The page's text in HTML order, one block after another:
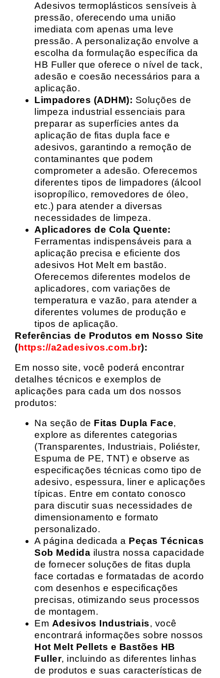
Adesivos termoplásticos sensíveis à
pressão, oferecendo uma união
imediata com apenas uma leve
pressão. A personalização envolve a
escolha da formulação específica da
HB Fuller que oferece o nível de tack,
adesão e coesão necessários para a
aplicação.
Limpadores (ADHM): Soluções de
limpeza industrial essenciais para
preparar as superfícies antes da
aplicação de fitas dupla face e
adesivos, garantindo a remoção de
contaminantes que podem
comprometer a adesão. Oferecemos
diferentes tipos de limpadores (álcool
isopropílico, removedores de óleo,
etc.) para atender a diversas
necessidades de limpeza.
Aplicadores de Cola Quente:
Ferramentas indispensáveis para a
aplicação precisa e eficiente dos
adesivos Hot Melt em bastão.
Oferecemos diferentes modelos de
aplicadores, com variações de
temperatura e vazão, para atender a
diferentes volumes de produção e
tipos de aplicação.
Referências de Produtos em Nosso Site
(https://a2adesivos.com.br):
Em nosso site, você poderá encontrar
detalhes técnicos e exemplos de
aplicações para cada um dos nossos
produtos:
Na seção de Fitas Dupla Face,
explore as diferentes categorias
(Transparentes, Industriais, Poliéster,
Espuma de PE, TNT) e observe as
especificações técnicas como tipo de
adesivo, espessura, liner e aplicações
típicas. Entre em contato conosco
para discutir suas necessidades de
dimensionamento e formato
personalizado.
A página dedicada a Peças Técnicas
Sob Medida ilustra nossa capacidade
de fornecer soluções de fitas dupla
face cortadas e formatadas de acordo
com desenhos e especificações
precisas, otimizando seus processos
de montagem.
Em Adesivos Industriais, você
encontrará informações sobre nossos
Hot Melt Pellets e Bastões HB
Fuller, incluindo as diferentes linhas
de produtos e suas características de